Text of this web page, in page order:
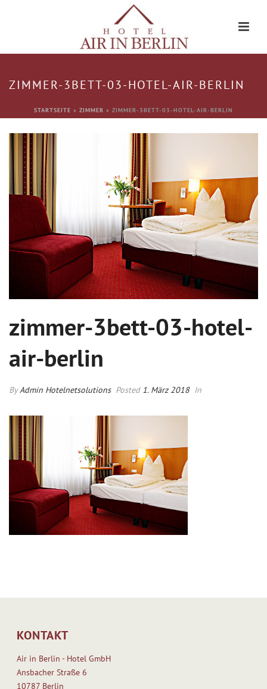
ZIMMER-3BETT-03-HOTEL-AIR-BERLIN
STARTSEITE » ZIMMER » ZIMMER-3BETT-03-HOTEL-AIR-BERLIN
zimmer-3bett-03-hotel-
air-berlin
ByAdmin Hotelnetsolutions Posted 1. März 2018 In
KONTAKT
Air in Berlin - Hotel GmbH
Ansbacher Straße 6
10787 Berlin